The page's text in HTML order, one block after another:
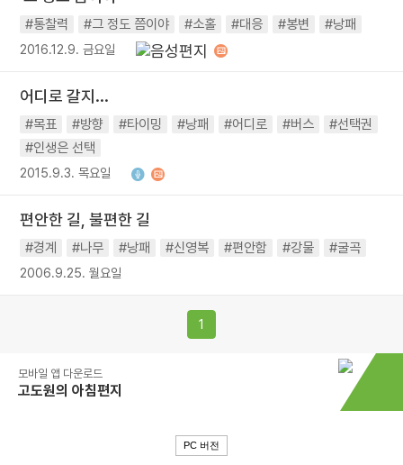
#통찰력 #그 정도 쯤이야 #소홀 #대응 #봉변 #낭패
2016.12.9. 금요일
어디로 갈지...
#목표 #방향 #타이밍 #낭패 #어디로 #버스
#선택권
#인생은 선택
2015.9.3. 목요일
편안한 길, 불편한 길
#경계 #나무 #낭패 #신영복 #편안함 #강물 #굴곡
2006.9.25. 월요일
1
모바일 앱 다운로드
고도원의 아침편지
PC 버전